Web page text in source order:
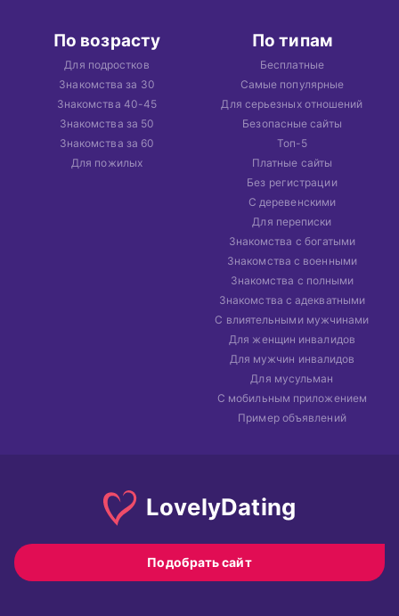
По возрасту
Для подростков
Знакомства за 30
Знакомства 40-45
Знакомства за 50
Знакомства за 60
Для пожилых
По типам
Бесплатные
Самые популярные
Для серьезных отношений
Безопасные сайты
Топ-5
Платные сайты
Без регистрации
С деревенскими
Для переписки
Знакомства с богатыми
Знакомства с военными
Знакомства с полными
Знакомства с адекватными
С влиятельными мужчинами
Для женщин инвалидов
Для мужчин инвалидов
Для мусульман
С мобильным приложением
Пример объявлений
LovelyDating
Подобрать сайт